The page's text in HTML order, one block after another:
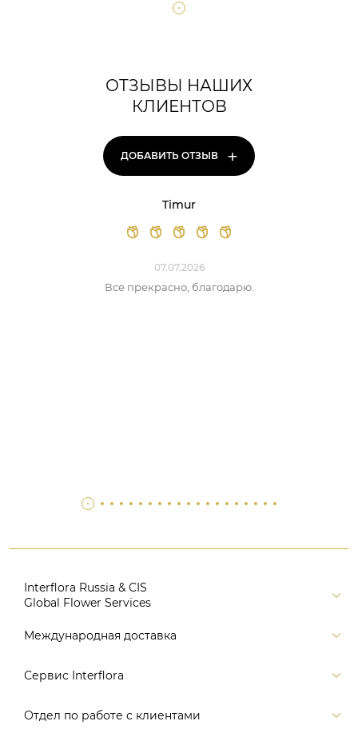
ОТЗЫВЫ НАШИХ
КЛИЕНТОВ
ДОБАВИТЬ ОТЗЫВ +
Timur
07.07.2026
Все прекрасно, благодарю.
Interflora Russia & CIS
Global Flower Services
Версия для печати
Поиск
Международная доставка
Россия
Европа
Сервис Interflora
Заказ и оплата
Отдел по работе с клиентами